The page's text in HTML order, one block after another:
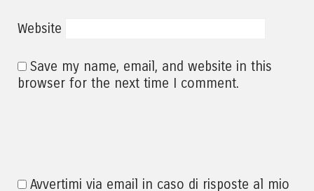
Website
Save my name, email, and website in this
browser for the next time I comment.
Avvertimi via email in caso di risposte al mio